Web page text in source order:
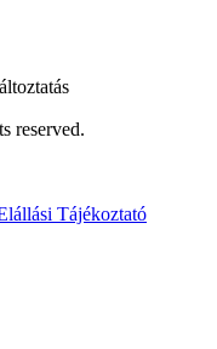
reserved.
Tájékoztató